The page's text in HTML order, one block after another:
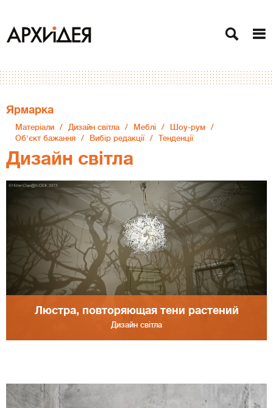
Ярмарка
Матеріали Дизайн світла Меблі
Шоу-рум
Об'єкт бажання
Вибір редакції Тенденції
Дизайн світла
Люстра, повторяющая тени растений
Дизайн світла